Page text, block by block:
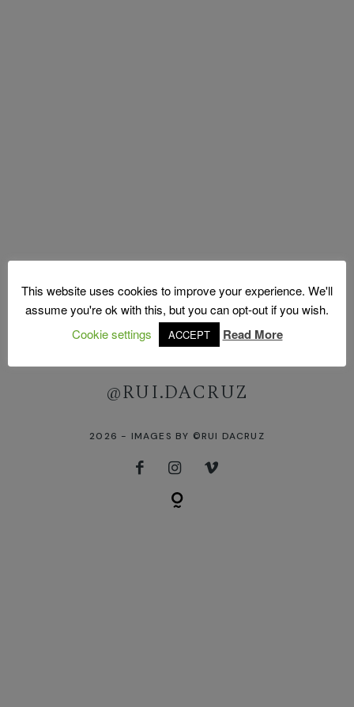
@RUI.DACRUZ
[instagram-feed]
2026 - IMAGES BY ©RUI DACRUZ
This website uses cookies to improve your experience. We'll
assume you're ok with this, but you can opt-out if you wish.
Cookie settings
ACCEPT Read More